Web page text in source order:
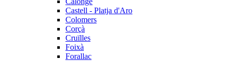
Castell - Platja d'Aro
Colomers
Corçà
Cruïlles
Foixà
Forallac